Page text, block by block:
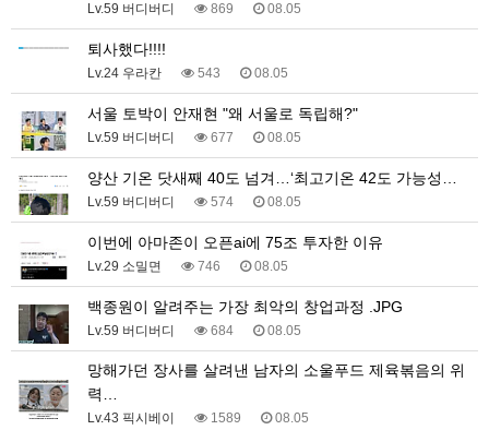
Lv.59 버디버디 869 08.05
퇴사했다!!!!
Lv.24 우라칸 543 08.05
서울 토박이 안재현 "왜 서울로 독립해?"
Lv.59 버디버디 677 08.05
양산 기온 닷새째 40도 넘겨…‘최고기온 42도 가능성…
Lv.59 버디버디 574 08.05
이번에 아마존이 오픈ai에 75조 투자한 이유
Lv.29 소밀면 746 08.05
백종원이 알려주는 가장 최악의 창업과정 .JPG
Lv.59 버디버디 684 08.05
망해가던 장사를 살려낸 남자의 소울푸드 제육볶음의 위
력…
Lv.43 픽시베이 1589 08.05